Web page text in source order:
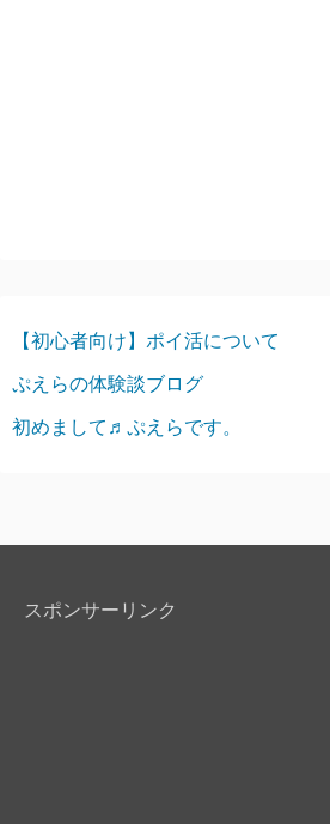
【初心者向け】ポイ活について
ぷえらの体験談ブログ
初めまして♬ぷえらです。
スポンサーリンク